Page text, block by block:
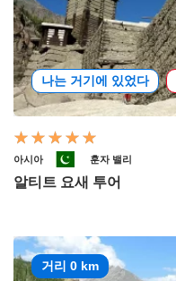
나는 거기에 있었다
아시아 훈자 밸리
알티트 요새 투어
거리 0 km